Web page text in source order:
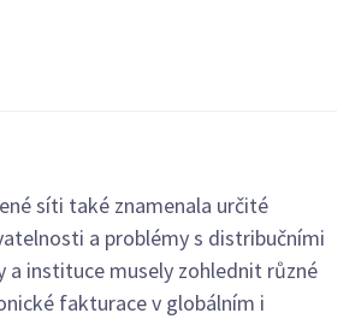
síti také znamenala určité
a problémy s distribučními
a instituce musely zohlednit různé
fakturace v globálním i